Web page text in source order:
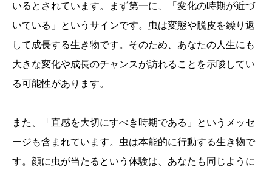
いるとされています。まず第一に、「変化の時期が近づ
いている」というサインです。虫は変態や脱皮を繰り返
して成長する生き物です。そのため、あなたの人生にも
大きな変化や成長のチャンスが訪れることを示唆してい
る可能性があります。
また、「直感を大切にすべき時期である」というメッセ
ージも含まれています。虫は本能的に行動する生き物で
す。顔に虫が当たるという体験は、あなたも同じように